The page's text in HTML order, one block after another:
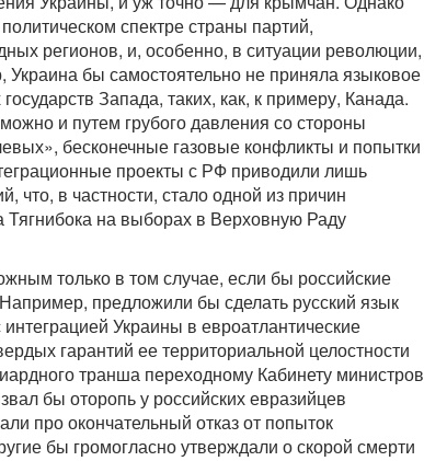
спектре страны партий,
регионов, и, особенно, в ситуации революции,
Украина бы самостоятельно не приняла языковое
Запада, таких, как, к примеру, Канада.
и путем грубого давления со стороны
бесконечные газовые конфликты и попытки
проекты с РФ приводили лишь
что, в частности, стало одной из причин
Тягнибока на выборах в Верховную Раду
только в том случае, если бы российские
предложили бы сделать русский язык
Украины в евроатлантические
гарантий ее территориальной целостности
транша переходному Кабинету министров
бы оторопь у российских евразийцев
про окончательный отказ от попыток
бы громогласно утверждали о скорой смерти